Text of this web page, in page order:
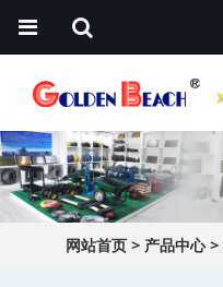
网站首页 > 产品中心>